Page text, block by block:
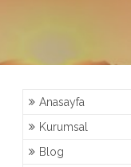
Anasayfa
Kurumsal
Blog